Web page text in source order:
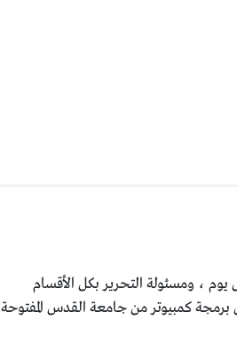
يوم ، ومسئولة التحرير بكل الأقسام
برمجة كمبيوتر من جامعة القدس المفتوحة